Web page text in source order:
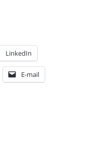
LinkedIn
E-mail